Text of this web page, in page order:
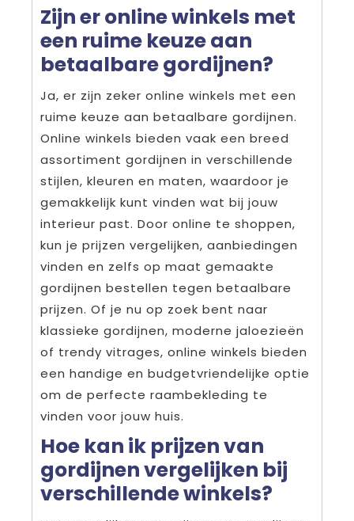
Zijn er online winkels met
een ruime keuze aan
betaalbare gordijnen?
Ja, er zijn zeker online winkels met een
ruime keuze aan betaalbare gordijnen.
Online winkels bieden vaak een breed
assortiment gordijnen in verschillende
stijlen, kleuren en maten, waardoor je
gemakkelijk kunt vinden wat bij jouw
interieur past. Door online te shoppen,
kun je prijzen vergelijken, aanbiedingen
vinden en zelfs op maat gemaakte
gordijnen bestellen tegen betaalbare
prijzen. Of je nu op zoek bent naar
klassieke gordijnen, moderne jaloezieën
of trendy vitrages, online winkels bieden
een handige en budgetvriendelijke optie
om de perfecte raambekleding te
vinden voor jouw huis.
Hoe kan ik prijzen van
gordijnen vergelijken bij
verschillende winkels?